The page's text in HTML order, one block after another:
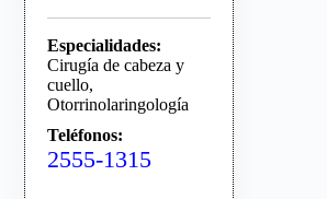
Especialidades:
Cirugía de cabeza y
cuello,
Otorrinolaringología
Teléfonos:
2555-1315